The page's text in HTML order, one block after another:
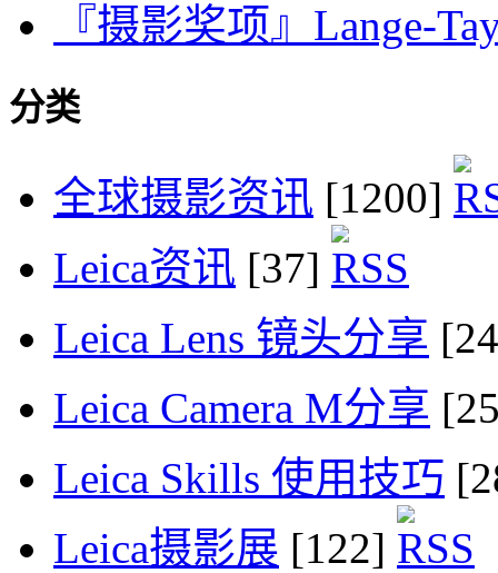
『摄影奖项』Lange-
分类
全球摄影资讯 [1200]
Leica资讯 [37]
Leica Lens 镜头分享
Leica Camera M分享
Leica Skills 使用技巧
Leica摄影展 [122]